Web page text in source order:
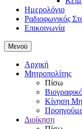
Ημερολόγιο
Ραδιοφωνικός
Επικοινωνία
Μενού
Αρχική
Μητροπολίτης
Πίσω
Κίνηση
Διοίκηση